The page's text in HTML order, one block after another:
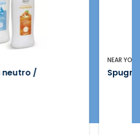
/
NEAR YOUR
Spugna